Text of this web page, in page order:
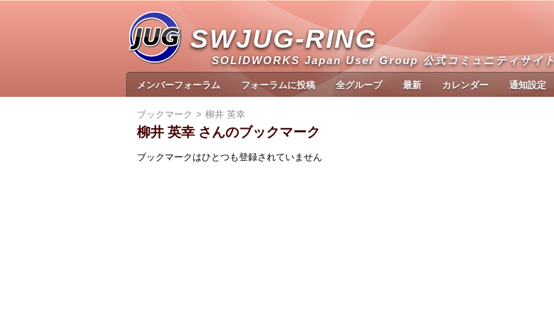
SWJUG-RING
SOLIDWORKS Japan User Group 公式コミュニティサイト
メンバーフォーラム フォーラムに投稿 全グループ 最新 カレンダー 通知設定
ブックマーク 柳井 英幸
柳井 英幸 さんのブックマーク
ブックマークはひとつも登録されていません